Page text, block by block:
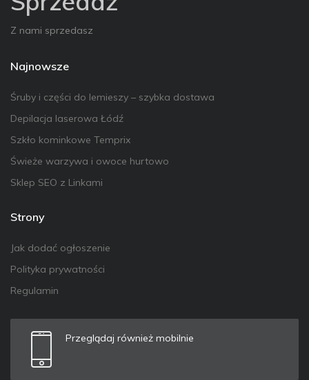
Z nami sprzedasz
Najnowsze
Śruby i części do lemieszy – szybka dostawa
Depilacja laserowa Łódź
Szkło kominkowe Temprix
Świeże warzywa i owoce hurtowo
Sklep SEO z Linkami
Strony
Jak dodać ogłoszenie
Polityka prywatności
Regulamin
Przeglądaj również mobilnie